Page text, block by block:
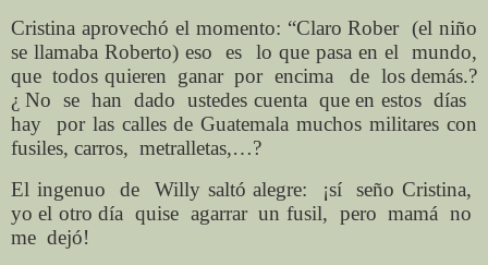
Cristina aprovechó el momento: “Claro Rober (el niño
se llamaba Roberto) eso es lo que pasa en el mundo,
que todos quieren ganar por encima de los demás.?
¿ No se han dado ustedes cuenta que en estos días
hay por las calles de Guatemala muchos militares con
fusiles, carros, metralletas,…?
El ingenuo de Willy saltó alegre: ¡sí seño Cristina,
yo el otro día quise agarrar un fusil, pero mamá no
me dejó!